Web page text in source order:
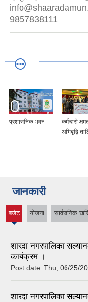
9857838111
प्रशासनिक भवन
कर्मचारी
अभिबृद्बि
जानकारी
बजेट योजना सार्वजनिक
शारदा नगरपालिका
कार्यक्रम ।
Post date: Thu, 06/25/
शारदा नगरपालिका